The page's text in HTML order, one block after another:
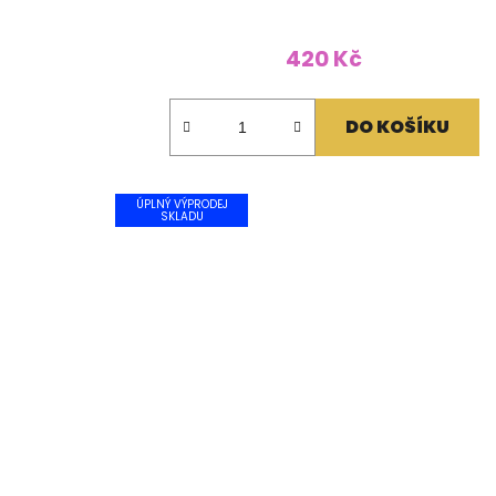
420 Kč
DO KOŠÍKU
ÚPLNÝ VÝPRODEJ
SKLADU